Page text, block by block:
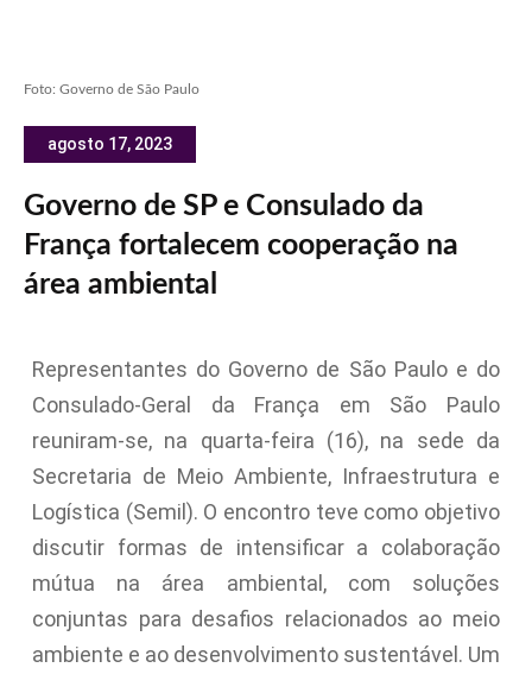
Foto: Governo de São Paulo
agosto 17, 2023
Governo de SP e Consulado da
França fortalecem cooperação na
área ambiental
Representantes do Governo de São Paulo e do
Consulado-Geral da França em São Paulo
reuniram-se, na quarta-feira (16), na sede da
Secretaria de Meio Ambiente, Infraestrutura e
Logística (Semil). O encontro teve como objetivo
discutir formas de intensificar a colaboração
mútua na área ambiental, com soluções
conjuntas para desafios relacionados ao meio
ambiente e ao desenvolvimento sustentável. Um